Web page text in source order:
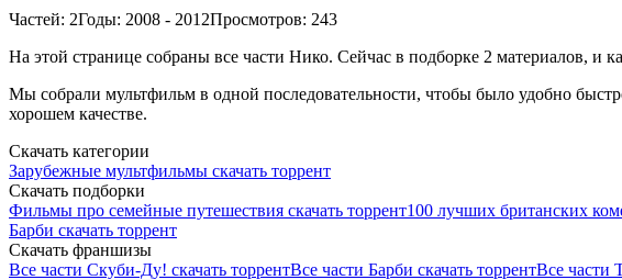
Частей: 2Годы: 2008 - 2012Просмотров: 243
На этой странице собраны все части Нико. Сейчас в подборке 2 материалов, и
Мы собрали мультфильм в одной последовательности, чтобы было удобно
хорошем качестве.
Скачать категории
Зарубежные мультфильмы скачать торрент
Скачать подборки
Фильмы про семейные путешествия скачать торрент100 лучших британских
Барби скачать торрент
Скачать франшизы
Все части Скуби-Ду! скачать торрентВсе части Барби скачать торрентВсе части